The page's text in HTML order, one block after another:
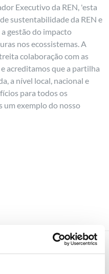
Executivo da REN, 'esta
sustentabilidade da REN e
gestão do impacto
nos ecossistemas. A
colaboração com as
acreditamos que a partilha
a nível local, nacional e
para todos os
um exemplo do nosso